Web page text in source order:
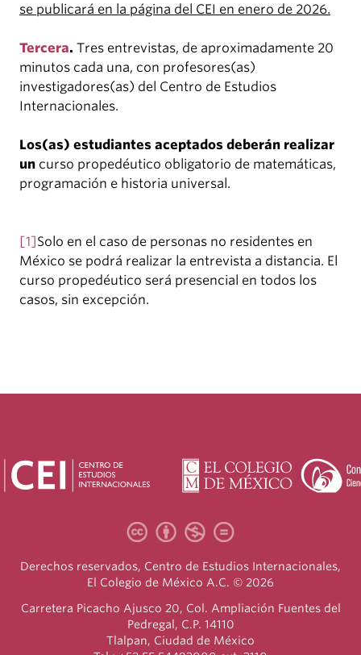
se publicará en la página del CEI en enero de 2026.
Tercera. Tres entrevistas, de aproximadamente 20
minutos cada una, con profesores(as)
investigadores(as) del Centro de Estudios
Internacionales.
Los(as) estudiantes aceptados deberán realizar
un curso propedéutico obligatorio de matemáticas,
programación e historia universal.
[1]Solo en el caso de personas no residentes en
México se podrá realizar la entrevista a distancia. El
curso propedéutico será presencial en todos los
casos, sin excepción.
Derechos reservados, Centro de Estudios Internacionales,
El Colegio de México A.C. © 2026
Carretera Picacho Ajusco 20, Col. Ampliación Fuentes del
Pedregal, C.P. 14110
Tlalpan, Ciudad de México